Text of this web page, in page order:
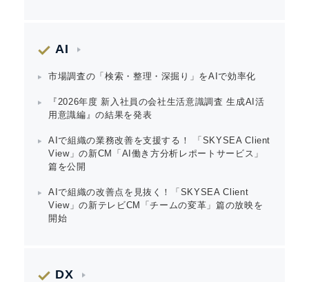
AI
市場調査の「検索・整理・深掘り」をAIで効率化
『2026年度 新入社員の会社生活意識調査 生成AI活
用意識編』の結果を発表
AIで組織の業務改善を支援する！ 「SKYSEA Client
View」の新CM「AI働き方分析レポートサービス」
篇を公開
AIで組織の改善点を見抜く！「SKYSEA Client
View」の新テレビCM「チームの変革」篇の放映を
開始
DX